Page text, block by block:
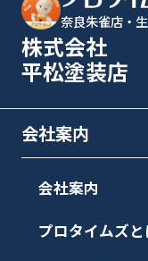
奈良朱雀店・
株式会社
平松塗装店
会社案内
会社案内
プロタイムズ